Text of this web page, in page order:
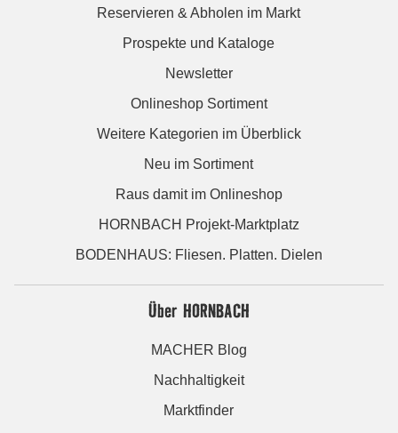
Reservieren & Abholen im Markt
Prospekte und Kataloge
Newsletter
Onlineshop Sortiment
Weitere Kategorien im Überblick
Neu im Sortiment
Raus damit im Onlineshop
HORNBACH Projekt-Marktplatz
BODENHAUS: Fliesen. Platten. Dielen
Über HORNBACH
MACHER Blog
Nachhaltigkeit
Marktfinder